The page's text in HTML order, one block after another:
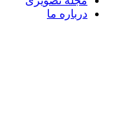
درباره ما